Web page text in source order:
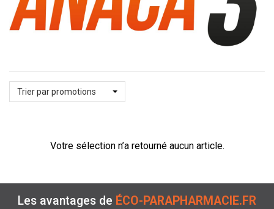
Trier par promotions
Votre sélection n’a retourné aucun article.
Les avantages de ÉCO-PARAPHARMACIE.FR